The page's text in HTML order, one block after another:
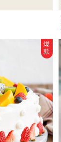
爆
款